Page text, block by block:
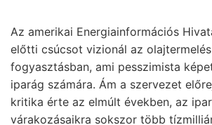
Az amerikai Energiainformációs
előtti csúcsot vizionál az
fogyasztásban, ami pesszimista
iparág számára. Ám a szervezet
kritika érte az elmúlt években, az
várakozásaikra sokszor több